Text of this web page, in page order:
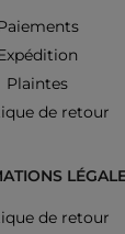
Plaintes
de retour
de retour